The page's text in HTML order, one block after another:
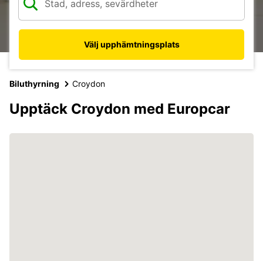
Välj upphämtningsplats
Biluthyrning Croydon
Upptäck Croydon med Europcar